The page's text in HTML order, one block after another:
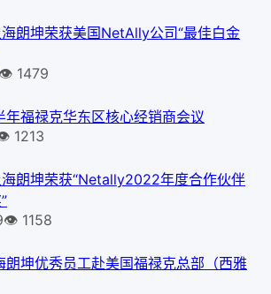
朗坤荣获美国NetAlly公司“最佳白金
👁 1479
年福禄克华东区核心经销商会议
1213
朗坤荣获“Netally2022年度合作伙伴
👁 1158
朗坤优秀员工赴美国福禄克总部（西雅